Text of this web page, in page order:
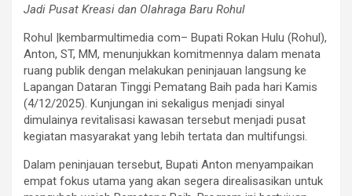
Jadi Pusat Kreasi dan Olahraga Baru Rohul
​Rohul |kembarmultimedia com– Bupati Rokan Hulu (Rohul),
Anton, ST, MM, menunjukkan komitmennya dalam menata
ruang publik dengan melakukan peninjauan langsung ke
Lapangan Dataran Tinggi Pematang Baih pada hari Kamis
(4/12/2025). Kunjungan ini sekaligus menjadi sinyal
dimulainya revitalisasi kawasan tersebut menjadi pusat
kegiatan masyarakat yang lebih tertata dan multifungsi.
​Dalam peninjauan tersebut, Bupati Anton menyampaikan
empat fokus utama yang akan segera direalisasikan untuk